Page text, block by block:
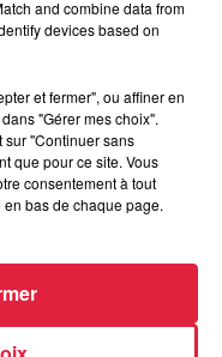
and combine data from
devices based on
et fermer", ou affiner en
"Gérer mes choix".
sur "Continuer sans
que pour ce site. Vous
consentement à tout
bas de chaque page.